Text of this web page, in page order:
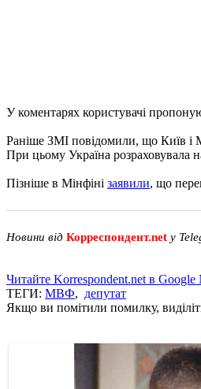
У коментарях користувачі
Раніше ЗМІ повідомили, що Київ
При цьому Україна розраховувала
Пізніше в Мінфіні заявили, що
Новини від Корреспондент.net у
Читайте Korrespondent.net в Google
ТЕГИ: МВФ, депутат
Якщо ви помітили помилку,